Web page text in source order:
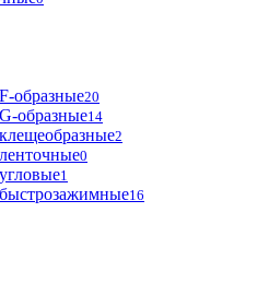
образные20
образные14
2
0
1
16